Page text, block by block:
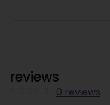
reviews
0 reviews